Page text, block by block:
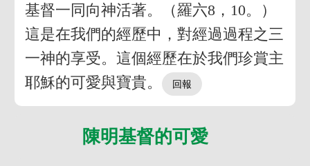
基督一同向神活著。（羅六8，10。）
這是在我們的經歷中，對經過過程之三
一神的享受。這個經歷在於我們珍賞主
耶穌的可愛與寶貴。
陳明基督的可愛